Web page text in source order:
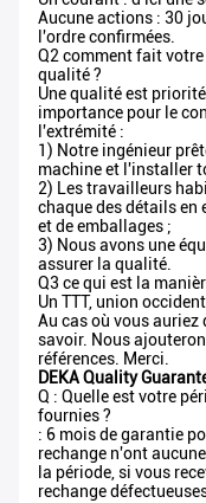
Aucune actions : 30
l'ordre confirmées.
Q2 comment fait
qualité ?
Une qualité est
importance pour le
l'extrémité :
1) Notre ingénieur
machine et l'installer
2) Les travailleurs
chaque des détails
et de emballages ;
3) Nous avons une
assurer la qualité.
Q3 ce qui est la
Un TTT, union
Au cas où vous
savoir. Nous
références. Merci.
DEKA Quality
Q : Quelle est votre
fournies ?
: 6 mois de garantie
rechange n'ont
la période, si vous
rechange